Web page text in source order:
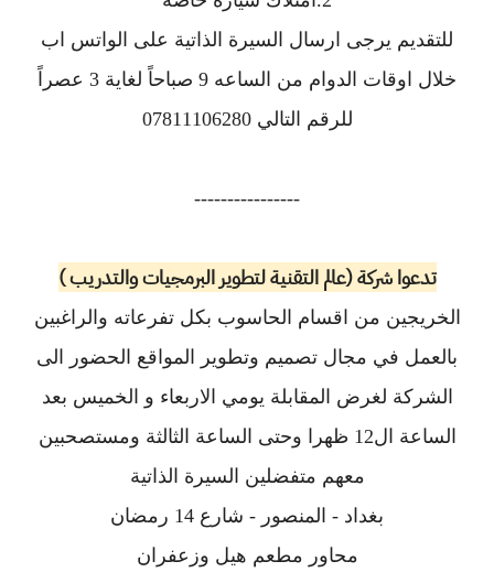
للتقديم يرجى ارسال السيرة الذاتية على الواتس اب
خلال اوقات الدوام من الساعه 9 صباحاً لغاية 3 عصراً
للرقم التالي 07811106280
----------------
تدعوا شركة (عالم التقنية لتطوير البرمجيات والتدريب )
الخريجين من اقسام الحاسوب بكل تفرعاته والراغبين
بالعمل في مجال تصميم وتطوير المواقع الحضور الى
الشركة لغرض المقابلة يومي الاربعاء و الخميس بعد
الساعة ال12 ظهرا وحتى الساعة الثالثة ومستصحبين
معهم متفضلين السيرة الذاتية
بغداد - المنصور - شارع 14 رمضان
محاور مطعم هيل وزعفران